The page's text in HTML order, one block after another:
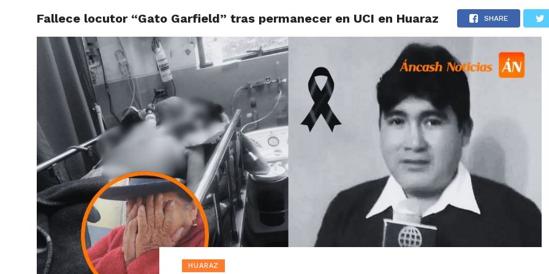
ACTUALIDAD HUARAZ ÁNCASH TÚ ELIGES 2026 POLICIALES
Fallece locutor “Gato Garfield” tras permanecer en UCI en Huaraz SHARE
HUARAZ